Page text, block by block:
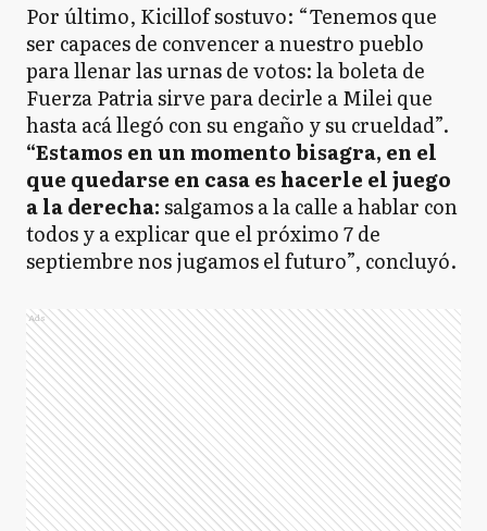
Por último, Kicillof sostuvo: “Tenemos que
ser capaces de convencer a nuestro pueblo
para llenar las urnas de votos: la boleta de
Fuerza Patria sirve para decirle a Milei que
hasta acá llegó con su engaño y su crueldad”.
“Estamos en un momento bisagra, en el
que quedarse en casa es hacerle el juego
a la derecha:salgamos a la calle a hablar con
todos y a explicar que el próximo 7 de
septiembre nos jugamos el futuro”, concluyó.
Ads